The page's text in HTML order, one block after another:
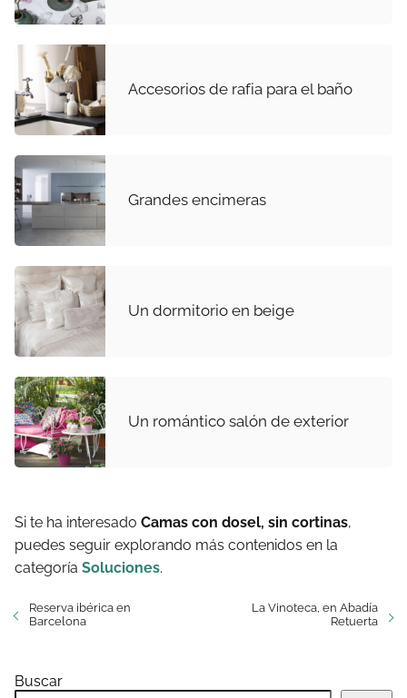
Accesorios de rafia para el baño
Grandes encimeras
Un dormitorio en beige
Un romántico salón de exterior
Si te ha interesado Camas con dosel, sin cortinas,
puedes seguir explorando más contenidos en la
categoría Soluciones.
Reserva ibérica en
Barcelona
La Vinoteca, en Abadía
Retuerta
Buscar